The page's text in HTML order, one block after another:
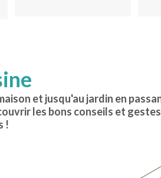
et jusqu'au jardin en
les bons conseils et
!